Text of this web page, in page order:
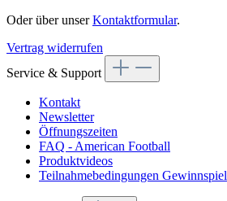
Oder über unserKontaktformular.
Vertrag widerrufen
Service & Support
Kontakt
Newsletter
Öffnungszeiten
FAQ - American Football
Produktvideos
Teilnahmebedingungen Gewinnspiel